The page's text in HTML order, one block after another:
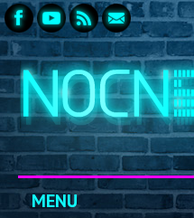
MENU